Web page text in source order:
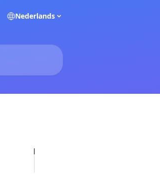
Nederlands